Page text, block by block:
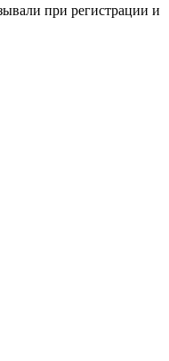
при регистрации и